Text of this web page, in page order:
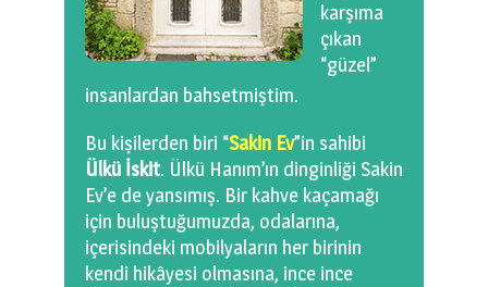
Basın
Filmlerimiz
Hadi Bize Yazın
karşıma
çıkan
“güzel”
insanlardan bahsetmiştim.
Bu kişilerden biri “Sakin Ev”in sahibi
Ülkü İskit. Ülkü Hanım’ın dinginliği Sakin
Ev’e de yansımış. Bir kahve kaçamağı
için buluştuğumuzda, odalarına,
içerisindeki mobilyaların her birinin
kendi hikâyesi olmasına, ince ince